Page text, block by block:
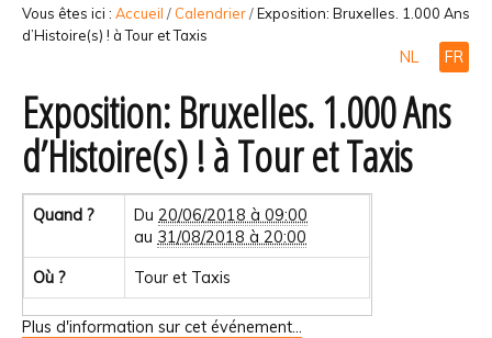
PARTICIPER
avancée…
Vous êtes ici : Accueil / Calendrier/Exposition: Bruxelles. 1.000 Ans
d’Histoire(s) ! à Tour et Taxis
NL FR
Exposition: Bruxelles. 1.000 Ans
d’Histoire(s) ! à Tour et Taxis
Quand ? Du20/06/2018 à 09:00
au 31/08/2018 à 20:00
Où ? Tour et Taxis
Plus d'information sur cet événement…